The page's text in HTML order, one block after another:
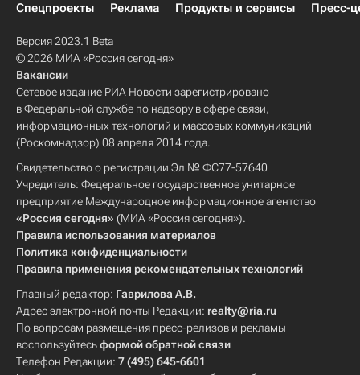
Спецпроекты
Реклама Продукты и сервисы Пресс-
Версия 2023.1 Beta
© 2026 МИА «Россия сегодня»
Вакансии
Сетевое издание РИА Новости зарегистрировано
в Федеральной службе по надзору в сфере связи,
информационных технологий и массовых коммуникаций
(Роскомнадзор) 08 апреля 2014 года.
Свидетельство о регистрации Эл № ФС77-57640
Учредитель: Федеральное государственное унитарное
предприятие Международное информационное агентство
«Россия сегодня» (МИА «Россия сегодня»).
Правила использования материалов
Политика конфиденциальности
Правила применения рекомендательных технологий
Главный редактор: Гаврилова А.В.
Адрес электронной почты Редакции: realty@ria.ru
По вопросам размещения пресс-релизов и рекламы
воспользуйтесьформой обратной связи
Телефон Редакции: 7 (495) 645-6601